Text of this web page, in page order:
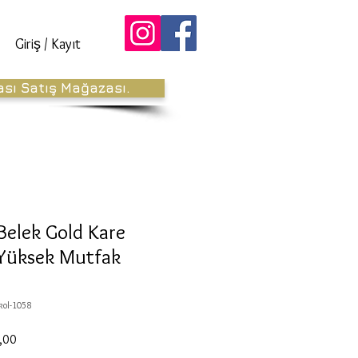
Giriş / Kayıt
Satış Mağazası.
Gold Kare
Mutfak
1058